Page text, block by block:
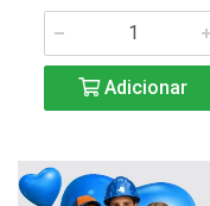
Adicionar